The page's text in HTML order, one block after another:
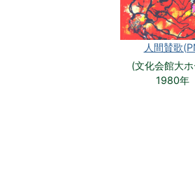
人間賛歌
(文化会館大
1980年